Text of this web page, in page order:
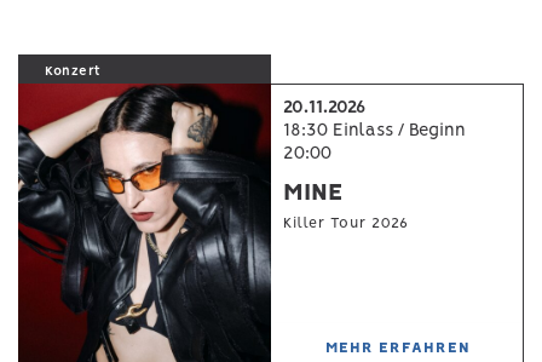
Konzert
20.11.2026
18:30 Einlass / Beginn
20:00
MINE
Killer Tour 2026
MEHR ERFAHREN